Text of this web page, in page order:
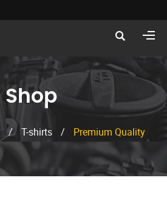
Shop
/ T-shirts / Premium Quality